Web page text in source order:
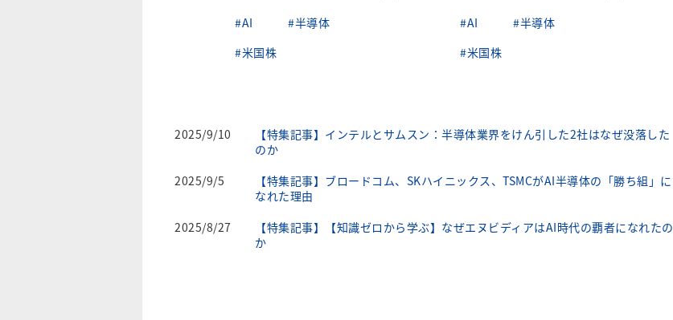
#AI
#半導体
#米国株
#AI
#半導体
#米国株
2025/9/10
【特集記事】インテルとサムスン：半導体業界をけん引した2社はなぜ没落した
のか
2025/9/5
【特集記事】ブロードコム、SKハイニックス、TSMCがAI半導体の「勝ち組」に
なれた理由
2025/8/27
【特集記事】【知識ゼロから学ぶ】なぜエヌビディアはAI時代の覇者になれたの
か